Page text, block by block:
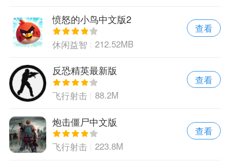
愤怒的小鸟中文版2
休闲益智 212.52MB
查看
反恐精英最新版
飞行射击 88.2M
查看
炮击僵尸中文版
飞行射击 223.8M
查看